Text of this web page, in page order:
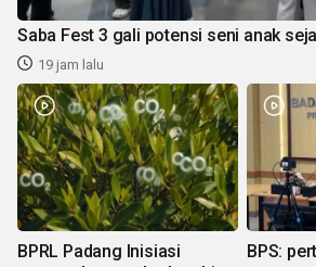
Saba Fest 3 gali potensi seni anak
19 jam lalu
BPRL Padang Inisiasi
BPS: